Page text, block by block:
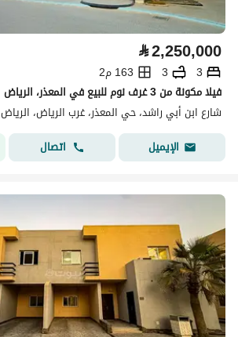
⃁2,250,000
3
3
163 م2
فيلا مكونة من 3 غرف نوم للبيع في المعذر، الرياض
شارع ابن أبي راشد، حي المعذر، غرب الرياض، الرياض
الإيميل
اتصال